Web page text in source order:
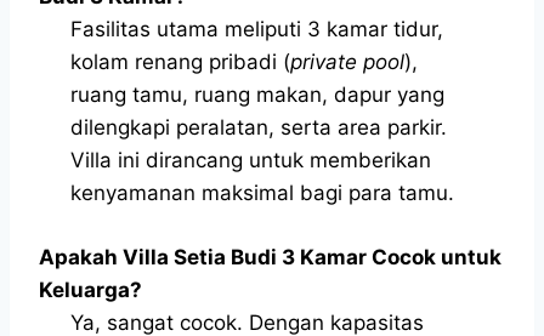
Fasilitas utama meliputi 3 kamar tidur,
kolam renang pribadi (private pool),
ruang tamu, ruang makan, dapur yang
dilengkapi peralatan, serta area parkir.
Villa ini dirancang untuk memberikan
kenyamanan maksimal bagi para tamu.
Apakah Villa Setia Budi 3 Kamar Cocok untuk
Keluarga?
Ya, sangat cocok. Dengan kapasitas